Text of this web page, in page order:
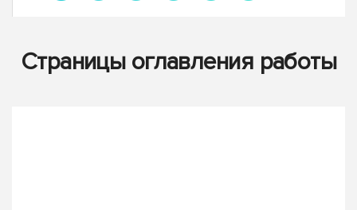
Страницы оглавления работы